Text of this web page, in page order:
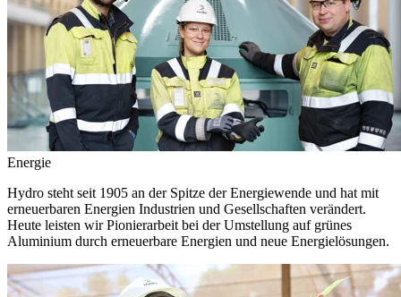
Energie
Hydro steht seit 1905 an der Spitze der Energiewende und hat mit
erneuerbaren Energien Industrien und Gesellschaften verändert.
Heute leisten wir Pionierarbeit bei der Umstellung auf grünes
Aluminium durch erneuerbare Energien und neue Energielösungen.